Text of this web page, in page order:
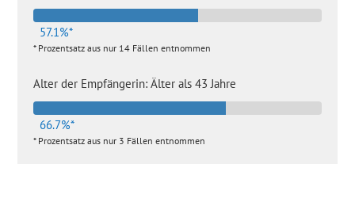
57.1%*
* Prozentsatz aus nur 14 Fällen entnommen
Alter der Empfängerin: Älter als 43 Jahre
66.7%*
* Prozentsatz aus nur 3 Fällen entnommen